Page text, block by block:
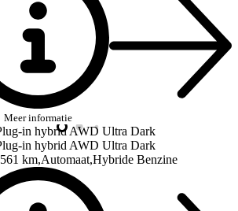
Meer informatie
in hybrid AWD Ultra Dark
km Automaat Hybride Benzine
in hybrid AWD Ultra Dark